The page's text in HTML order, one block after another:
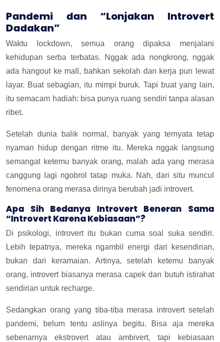
Pandemi dan “Lonjakan Introvert
Dadakan”
Waktu lockdown, semua orang dipaksa menjalani
kehidupan serba terbatas. Nggak ada nongkrong, nggak
ada hangout ke mall, bahkan sekolah dan kerja pun lewat
layar. Buat sebagian, itu mimpi buruk. Tapi buat yang lain,
itu semacam hadiah: bisa punya ruang sendiri tanpa alasan
ribet.
Setelah dunia balik normal, banyak yang ternyata tetap
nyaman hidup dengan ritme itu. Mereka nggak langsung
semangat ketemu banyak orang, malah ada yang merasa
canggung lagi ngobrol tatap muka. Nah, dari situ muncul
fenomena orang merasa dirinya berubah jadi introvert.
Apa Sih Bedanya Introvert Beneran Sama
“Introvert Karena Kebiasaan”?
Di psikologi, introvert itu bukan cuma soal suka sendiri.
Lebih tepatnya, mereka ngambil energi dari kesendirian,
bukan dari keramaian. Artinya, setelah ketemu banyak
orang, introvert biasanya merasa capek dan butuh istirahat
sendirian untuk recharge.
Sedangkan orang yang tiba-tiba merasa introvert setelah
pandemi, belum tentu aslinya begitu. Bisa aja mereka
sebenarnya ekstrovert atau ambivert, tapi kebiasaan